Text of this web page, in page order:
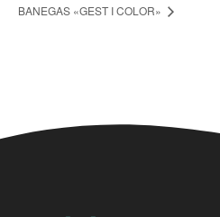
BANEGAS «GEST I COLOR»